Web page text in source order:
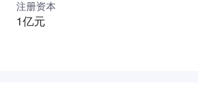
；以手撕鲫鱼、风味鱼、口味小龙虾
获得国家绿色食品认证、“洪湖藕带”被
注册资本
1亿元